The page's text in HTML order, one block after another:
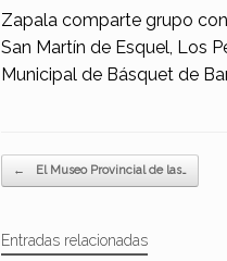
Zapala comparte grupo
San Martín de Esquel, Los
Municipal de Básquet de
Navegador de artículos
← El Museo Provincial de las…
Entradas relacionadas